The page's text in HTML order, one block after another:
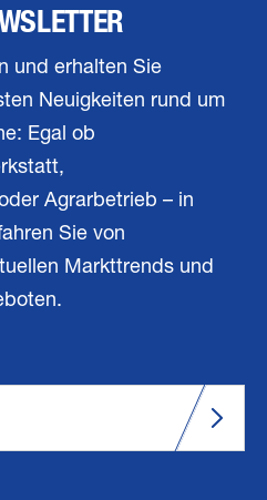
und erhalten Sie
Neuigkeiten rund um
Egal ob
Agrarbetrieb – in
Sie von
Markttrends und